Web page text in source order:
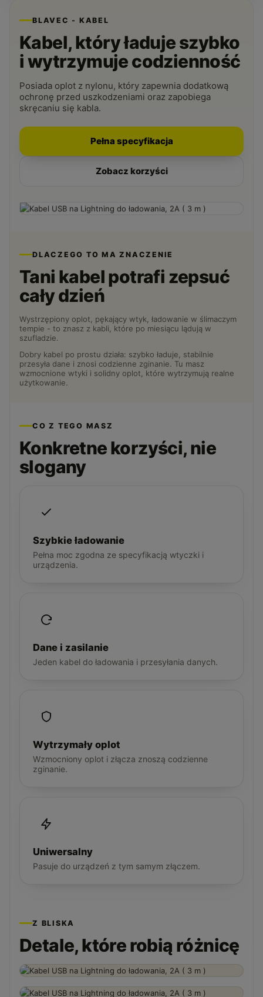
BLAVEC - KABEL
Kabel, który ładuje szybko
i wytrzymuje codzienność
Posiada oplot z nylonu, który zapewnia dodatkową
ochronę przed uszkodzeniami oraz zapobiega
skręcaniu się kabla.
Pełna specyfikacja
Zobacz korzyści
DLACZEGO TO MA ZNACZENIE
Tani kabel potrafi zepsuć
cały dzień
Wystrzępiony oplot, pękający wtyk, ładowanie w ślimaczym
tempie - to znasz z kabli, które po miesiącu lądują w
szufladzie.
Dobry kabel po prostu działa: szybko ładuje, stabilnie
przesyła dane i znosi codzienne zginanie. Tu masz
wzmocnione wtyki i solidny oplot, które wytrzymują realne
użytkowanie.
CO Z TEGO MASZ
Konkretne korzyści, nie
slogany
Szybkie ładowanie
Pełna moc zgodna ze specyfikacją wtyczki i
urządzenia.
Dane i zasilanie
Jeden kabel do ładowania i przesyłania danych.
Wytrzymały oplot
Wzmocniony oplot i złącza znoszą codzienne
zginanie.
Uniwersalny
Pasuje do urządzeń z tym samym złączem.
Z BLISKA
Detale, które robią różnicę